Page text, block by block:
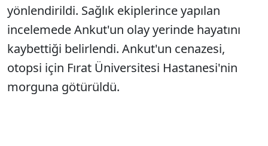
yönlendirildi. Sağlık ekiplerince yapılan
incelemede Ankut'un olay yerinde hayatını
kaybettiği belirlendi. Ankut'un cenazesi,
otopsi için Fırat Üniversitesi Hastanesi'nin
morguna götürüldü.